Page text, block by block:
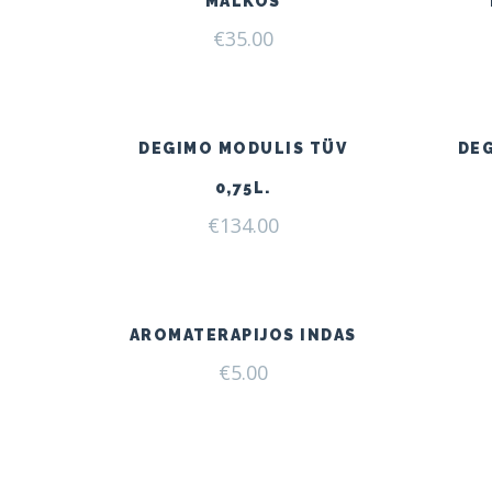
€35.00
DEGIMO MODULIS TÜV
0,75L.
€134.00
AROMATERAPIJOS INDAS
€5.00